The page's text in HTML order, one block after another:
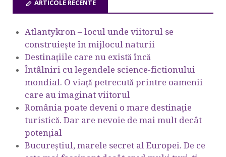
ARTICOLE RECENTE
Atlantykron – locul unde viitorul se
construiește în mijlocul naturii
Destinațiile care nu există încă
Întâlniri cu legendele science-fictionului
mondial. O viață petrecută printre oamenii
care au imaginat viitorul
România poate deveni o mare destinație
turistică. Dar are nevoie de mai mult decât
potențial
Bucureștiul, marele secret al Europei. De ce